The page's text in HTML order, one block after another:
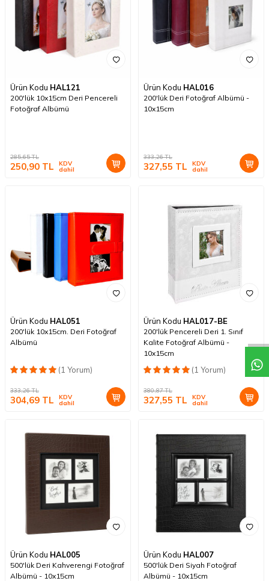
Ürün Kodu HAL121
200'lük 10x15cm Deri Pencereli
Fotoğraf Albümü
285,65TL
250,90 TL KDV
dahil
Ürün Kodu HAL016
200'lük Deri Fotoğraf Albümü -
10x15cm
333,26TL
327,55 TL KDV
dahil
Ürün Kodu HAL051
200'lük 10x15cm. Deri Fotoğraf
Albümü
(1 Yorum)
333,26TL
304,69 TL KDV
dahil
Ürün Kodu HAL017-BE
200'lük Pencereli Deri 1. Sınıf
Kalite Fotoğraf Albümü -
10x15cm
(1 Yorum)
380,87TL
327,55 TL KDV
dahil
Ürün Kodu HAL005
500'lük Deri Kahverengi Fotoğraf
Albümü - 10x15cm
Ürün Kodu HAL007
500'lük Deri Siyah Fotoğraf
Albümü - 10x15cm